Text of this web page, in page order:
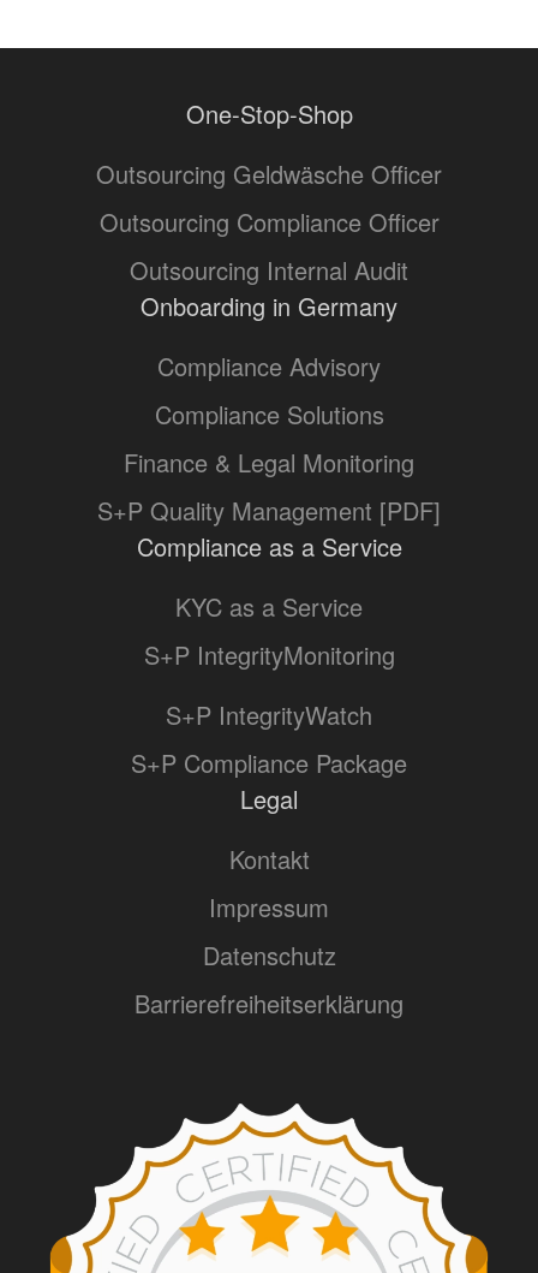
One-Stop-Shop
Outsourcing Geldwäsche Officer
Outsourcing Compliance Officer
Outsourcing Internal Audit
Onboarding in Germany
Compliance Advisory
Compliance Solutions
Finance & Legal Monitoring
S+P Quality Management [PDF]
Compliance as a Service
KYC as a Service
S+P IntegrityMonitoring
S+P IntegrityWatch
S+P Compliance Package
Legal
Kontakt
Impressum
Datenschutz
Barrierefreiheitserklärung